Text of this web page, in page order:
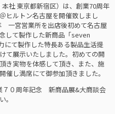
社 東京都新宿区）は、創業70周年
ルトン名古屋を開催致しまし
一宮営業所を出店後初めて名古屋
して製作した新商品「seven
て製作した特長ある製品生活提
て展示いたしました。初めての開
き実物を体感して頂き、また、施
し満席にて御参加頂きました。
７０周年記念 新商品展&大商談会
。